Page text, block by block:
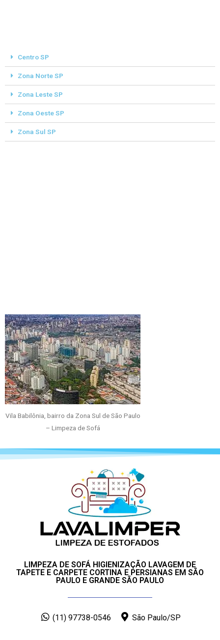
Centro SP
Zona Norte SP
Zona Leste SP
Zona Oeste SP
Zona Sul SP
Vila Babilônia, bairro da Zona Sul de São Paulo
– Limpeza de Sofá
LIMPEZA DE SOFÁ HIGIENIZAÇÃO LAVAGEM DE
TAPETE E CARPETE CORTINA E PERSIANAS EM SÃO
PAULO E GRANDE SÃO PAULO
(11) 97738-0546 São Paulo/SP